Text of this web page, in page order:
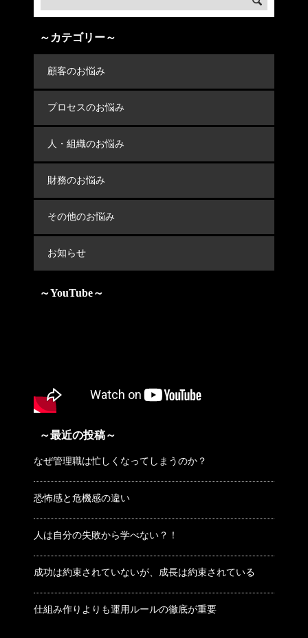
～カテゴリー～
顧客のお悩み
プロセスのお悩み
人・組織のお悩み
財務のお悩み
その他のお悩み
お知らせ
～YouTube～
～最近の投稿～
なぜ管理職は忙しくなってしまうのか？
恐怖感と危機感の違い
人は自分の失敗から学べない？！
成功は約束されていないが、成長は約束されている
仕組み作りよりも運用ルールの徹底が重要